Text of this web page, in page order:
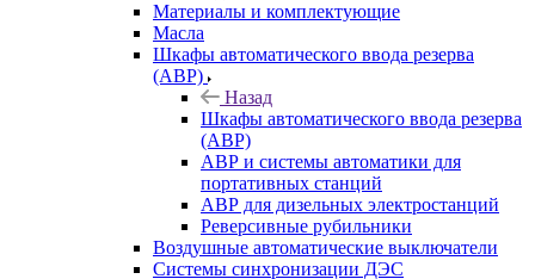
Материалы и комплектующие
Масла
Шкафы автоматического ввода резерва
(АВР)
Назад
Шкафы автоматического ввода резерва
(АВР)
АВР и системы автоматики для
портативных станций
АВР для дизельных электростанций
Реверсивные рубильники
Воздушные автоматические выключатели
Системы синхронизации ДЭС